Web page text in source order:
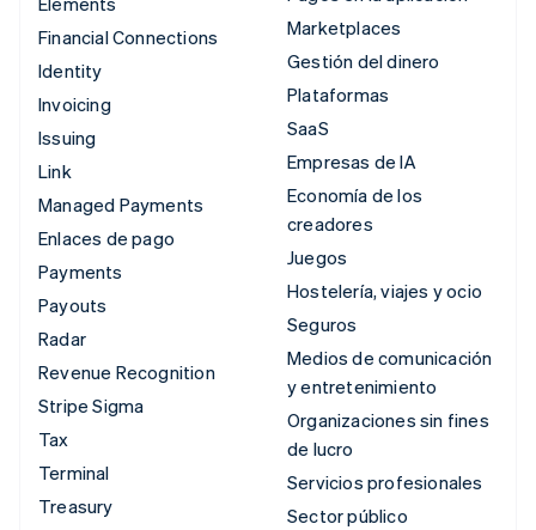
Financial Connections
Identity
Invoicing
Issuing
Link
Managed Payments
Enlaces de pago
Payments
Payouts
Radar
Revenue Recognition
Stripe Sigma
Tax
Terminal
Treasury
Marketplaces
Gestión del dinero
Plataformas
SaaS
Empresas de IA
Economía de los
creadores
Juegos
Hostelería, viajes y ocio
Seguros
Medios de comunicación
y entretenimiento
Organizaciones sin fines
de lucro
Servicios profesionales
Sector público